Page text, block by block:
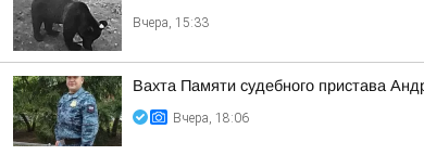
Вчера, 15:33
Вахта Памяти судебного пристава
Вчера, 18:06